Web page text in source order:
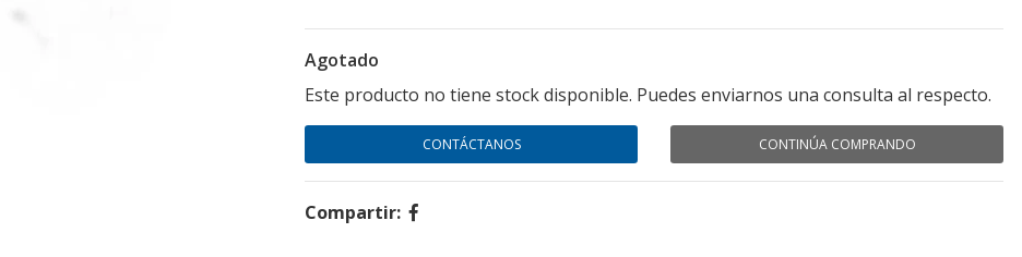
Agotado
Este producto no tiene stock disponible. Puedes enviarnos una consulta al respecto.
CONTÁCTANOS CONTINÚA COMPRANDO
Compartir: